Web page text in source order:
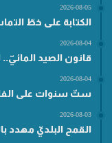
2026-08-05
الكتابة على خطّ
2026-08-04
قانون الصيد المائيّ..
2026-08-04
ستّ سنوات على
2026-08-03
القمح البلديّ مهدد